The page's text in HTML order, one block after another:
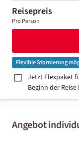
Angebot
Reisepreis
Pro Person
Flexible Stornierung
Jetzt Flexpaket
Beginn der